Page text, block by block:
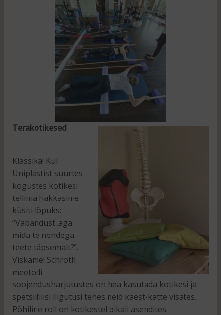
Terakotikesed
Klassika! Kui
Uniplastist suurtes
kogustes kotikesi
tellima hakkasime
küsiti lõpuks:
“Vabandust..aga
mida te nendega
teete täpsemalt?”.
Viskame! Schroth
meetodi
soojendusharjutustes on hea kasutada kotikesi ja
spetsiifilisi liigutusi tehes neid käest-kätte visates.
Põhiline roll on kotikestel pikali asendites